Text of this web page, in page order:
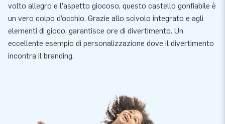
volto allegro e l’aspetto giocoso, questo castello gonfiabile è
un vero colpo d’occhio. Grazie allo scivolo integrato e agli
elementi di gioco, garantisce ore di divertimento. Un
eccellente esempio di personalizzazione dove il divertimento
incontra il branding.